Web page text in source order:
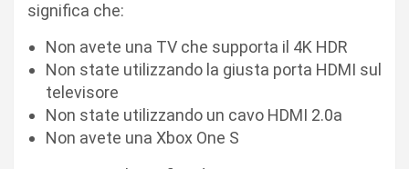
significa che:
Non avete una TV che supporta il 4K HDR
Non state utilizzando la giusta porta HDMI sul
televisore
Non state utilizzando un cavo HDMI 2.0a
Non avete una Xbox One S